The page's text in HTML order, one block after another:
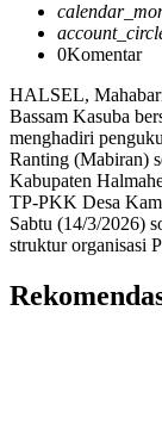
0Komentar
HALSEL,
Bassam Kasuba
menghadiri
Ranting (Mabiran)
Kabupaten
TP-PKK Desa
Sabtu (14/3/2026)
struktur organisasi